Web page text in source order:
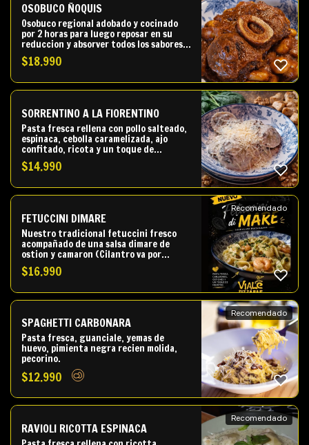
OSOBUCO ÑOQUIS
Osobuco regional adobado y cocinado
por 2 horas para luego reposar en su
reduccion y absorver todos los sabores,
acompañado de nuestros tradicionales
Ñoquis.
$18.990
SORRENTINO A LA FIORENTINO
Pasta fresca rellena con pollo salteado,
espinaca, cebolla caramelizada, ajo
confitado, ricota y un toque de
crocancia que le da la nuez tostada.
Esto con nuestra salsa bechamel al
$14.990
FETUCCINI DIMARE
Nuestro tradicional fetuccini fresco
acompañado de una salsa dimare de
ostion y camaron (Cilantro va por
separado)
$16.990
Recomendado
SPAGHETTI CARBONARA
Pasta fresca, guanciale, yemas de
huevo, pimienta negra recien molida,
pecorino.
$12.990
Recomendado
RAVIOLI RICOTTA ESPINACA
Recomendado